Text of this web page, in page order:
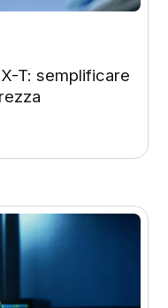
T: semplificare